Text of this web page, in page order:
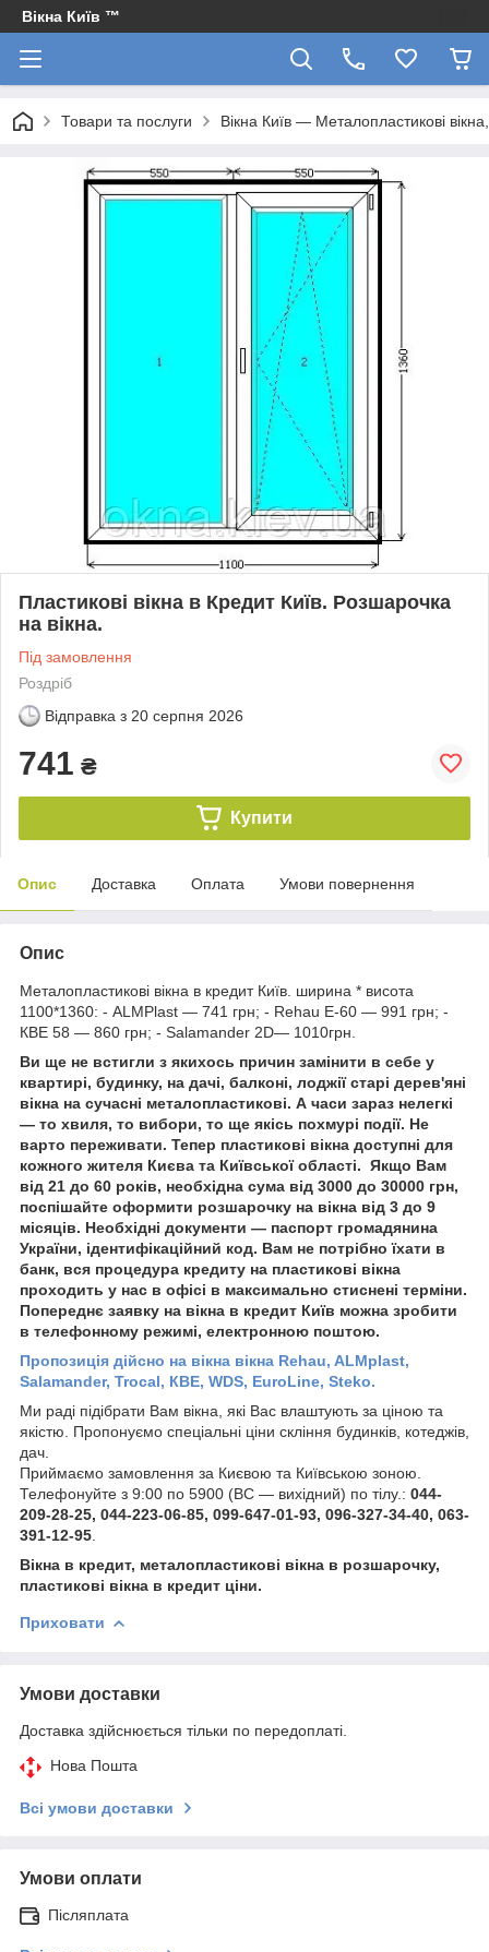
Вікна Київ ™
Товари та послуги Вікна Київ — Металопластикові
Пластикові вікна в Кредит Київ. Розшарочка
на вікна.
Під замовлення
Роздріб
Відправка з 20 серпня 2026
741 ₴
Купити
Опис Доставка Оплата Умови повернення
Опис
Металопластикові вікна в кредит Київ. ширина * висота
1100*1360: - ALMPlast — 741 грн; - Rehau E-60 — 991 грн; -
КВЕ 58 — 860 грн; - Salamander 2D— 1010грн.
Ви ще не встигли з якихось причин замінити в себе у
квартирі, будинку, на дачі, балконі, лоджії старі дерев'яні
вікна на сучасні металопластикові. А часи зараз нелегкі
— то хвиля, то вибори, то ще якісь похмурі події. Не
варто переживати. Тепер пластикові вікна доступні для
кожного жителя Києва та Київської області. Якщо Вам
від 21 до 60 років, необхідна сума від 3000 до 30000 грн,
поспішайте оформити розшарочку на вікна від 3 до 9
місяців. Необхідні документи — паспорт громадянина
України, ідентифікаційний код. Вам не потрібно їхати в
банк, вся процедура кредиту на пластикові вікна
проходить у нас в офісі в максимально стиснені терміни.
Попереднє заявку на вікна в кредит Київ можна зробити
в телефонному режимі, електронною поштою.
Пропозиція дійсно на вікна вікна Rehau, ALMplast,
Salamander, Trocal, КВЕ, WDS, EuroLine, Steko.
Ми раді підібрати Вам вікна, які Вас влаштують за ціною та
якістю. Пропонуємо спеціальні ціни скління будинків, котеджів,
дач.
Приймаємо замовлення за Києвою та Київською зоною.
Телефонуйте з 9:00 по 5900 (ВС — вихідний) по тілу.: 044-
209-28-25, 044-223-06-85, 099-647-01-93, 096-327-34-40, 063-
391-12-95
Вікна в кредит, металопластикові вікна в розшарочку,
пластикові вікна в кредит ціни.
Приховати
Умови доставки
Доставка здійснюється тільки по передоплаті.
Нова Пошта
Всі умови доставки
Умови оплати
Післяплата